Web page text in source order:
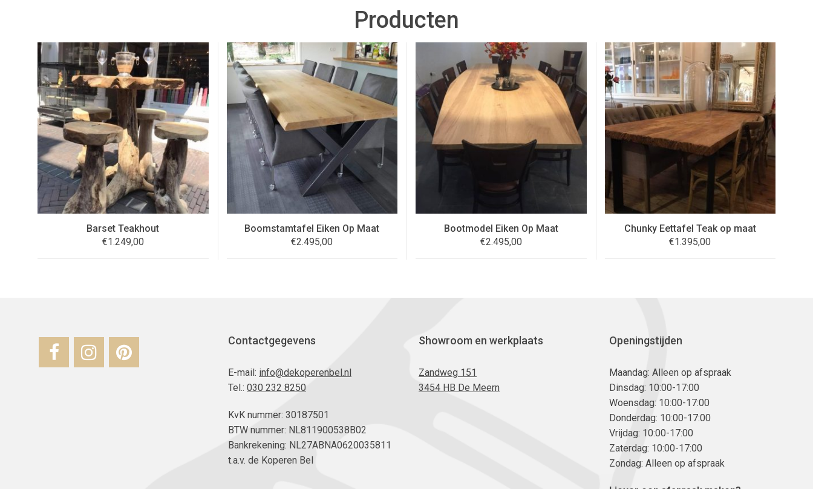
Producten
Barset Teakhout
€1.249,00
Boomstamtafel Eiken Op Maat
€2.495,00
Bootmodel Eiken Op Maat
€2.495,00
Chunky Eettafel Teak op maat
€1.395,00
Contactgegevens
E-mail: info@dekoperenbel.nl
Tel.: 030 232 8250
KvK nummer: 30187501
BTW nummer: NL811900538B02
Bankrekening: NL27ABNA0620035811
t.a.v. de Koperen Bel
Showroom en werkplaats
Zandweg 151
3454 HB De Meern
Openingstijden
Maandag: Alleen op afspraak
Dinsdag: 10:00-17:00
Woensdag: 10:00-17:00
Donderdag: 10:00-17:00
Vrijdag: 10:00-17:00
Zaterdag: 10:00-17:00
Zondag: Alleen op afspraak